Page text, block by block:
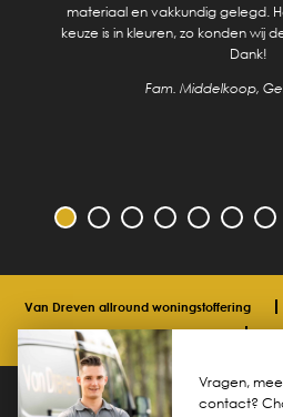
materiaal en vakkundig gelegd.
keuze is in kleuren, zo konden wij
Dank!
Fam. Middelkoop,
Van Dreven allround woningstoffering
06 33 40 00 91
© 2026 Van Dreven allround
Vragen,
contact?